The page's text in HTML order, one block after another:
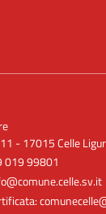
- 17015 Celle
019 99801